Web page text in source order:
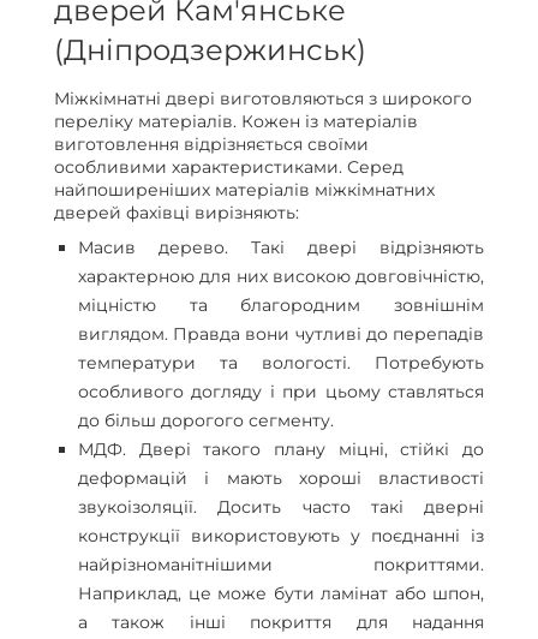
дверей Кам'янське
(Дніпродзержинськ)
Міжкімнатні двері виготовляються з широкого
переліку матеріалів. Кожен із матеріалів
виготовлення відрізняється своїми
особливими характеристиками. Серед
найпоширеніших матеріалів міжкімнатних
дверей фахівці вирізняють:
Масив дерево. Такі двері відрізняють
характерною для них високою довговічністю,
міцністю та благородним зовнішнім
виглядом. Правда вони чутливі до перепадів
температури та вологості. Потребують
особливого догляду і при цьому ставляться
до більш дорогого сегменту.
МДФ. Двері такого плану міцні, стійкі до
деформацій і мають хороші властивості
звукоізоляції. Досить часто такі дверні
конструкції використовують у поєднанні із
найрізноманітнішими покриттями.
Наприклад, це може бути ламінат або шпон,
а також інші покриття для надання